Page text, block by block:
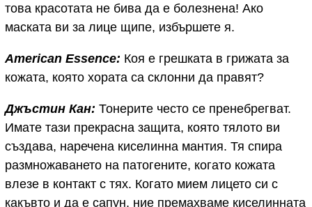
това красотата не бива да е болезнена! Ако
маската ви за лице щипе, избършете я.
American Essence: Коя е грешката в грижата за
кожата, която хората са склонни да правят?
Джъстин Кан: Тонерите често се пренебрегват.
Имате тази прекрасна защита, която тялото ви
създава, наречена киселинна мантия. Тя спира
размножаването на патогените, когато кожата
влезе в контакт с тях. Когато мием лицето си с
какъвто и да е сапун, ние премахваме киселинната